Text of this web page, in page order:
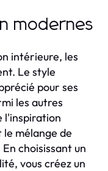
modernes
intérieure, les
Le style
pour ses
les autres
l'inspiration
mélange de
choisissant un
vous créez un